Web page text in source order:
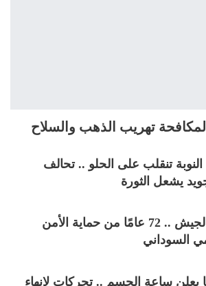
تهريب الذهب والسلاح
النوبة تنقلب على الحلو .. تحالف
يشعل الثورة
عيد الجيش .. 72 عامًا من حماية الأمن
السوداني
يعلن ساعة الحسم .. تحركات لإنهاء